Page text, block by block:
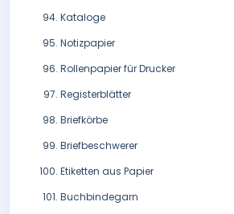
Kataloge
Notizpapier
Rollenpapier für Drucker
Registerblätter
Briefkörbe
Briefbeschwerer
Etiketten aus Papier
Buchbindegarn